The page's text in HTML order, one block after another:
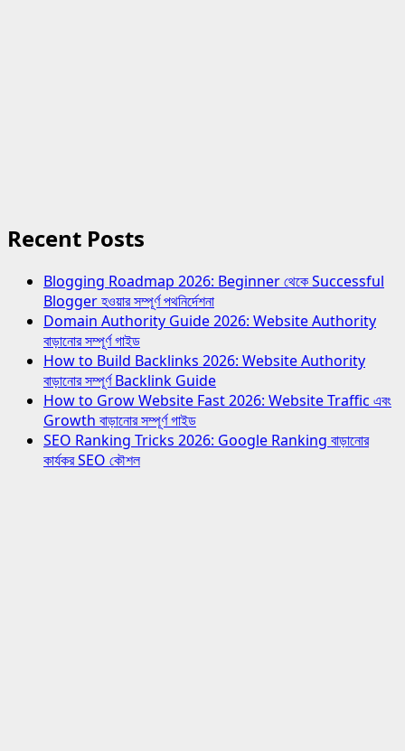
Recent Posts
Blogging Roadmap 2026: Beginner থেকে Successful
Blogger হওয়ার সম্পূর্ণ পথনির্দেশনা
Domain Authority Guide 2026: Website Authority
বাড়ানোর সম্পূর্ণ গাইড
How to Build Backlinks 2026: Website Authority
বাড়ানোর সম্পূর্ণ Backlink Guide
How to Grow Website Fast 2026: Website Traffic এবং
Growth বাড়ানোর সম্পূর্ণ গাইড
SEO Ranking Tricks 2026: Google Ranking বাড়ানোর
কার্যকর SEO কৌশল